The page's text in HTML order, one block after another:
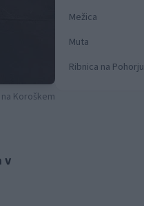
Koroškem
v
Mežica
Muta
Ribnica na Pohorju